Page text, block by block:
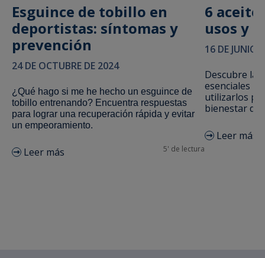
Esguince de tobillo en
deportistas: síntomas y
prevención
24 DE OCTUBRE DE 2024
¿Qué hago si me he hecho un esguince de
tobillo entrenando? Encuentra respuestas
para lograr una recuperación rápida y evitar
un empeoramiento.
Leer más 5' de lectura
6
usos y
16 DE JUNIO
Descubre
esenciales
utilizarlos
bienestar de
Leer más